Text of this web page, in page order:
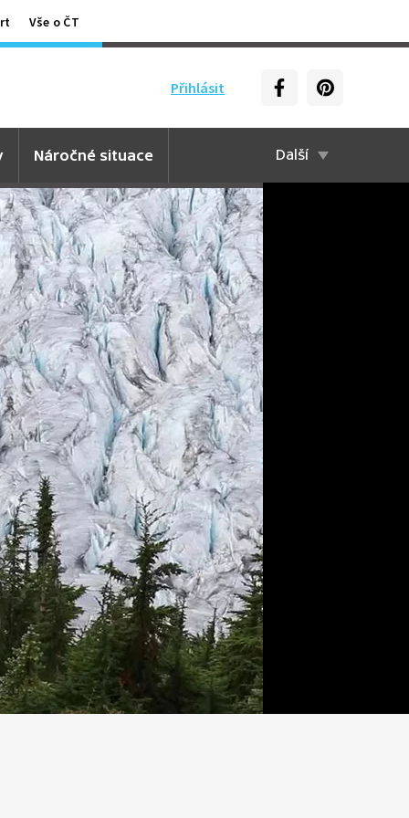
Vše o ČT
Přihlásit
Náročné situace Další